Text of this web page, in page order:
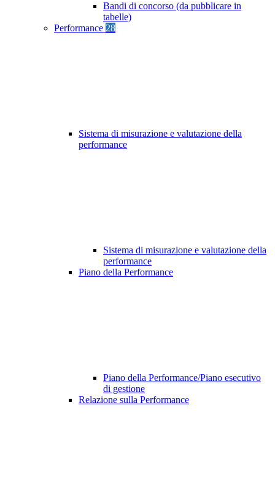
Bandi di concorso (da pubblicare in
tabelle)
Performance 28
Sistema di misurazione e valutazione della
performance
Sistema di misurazione e valutazione della
performance
Piano della Performance
Piano della Performance/Piano esecutivo
di gestione
Relazione sulla Performance